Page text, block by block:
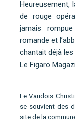
Heureusement,
de rouge
jamais
romande et
chantait déjà
Le Figaro
Le Vaudois
se souvient des
site de la